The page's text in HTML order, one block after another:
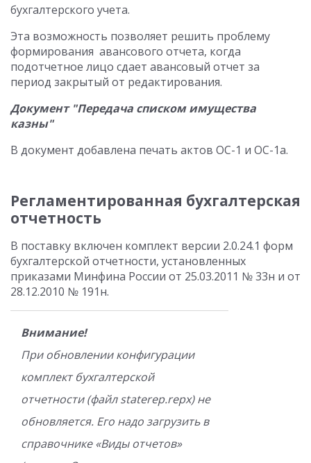
бухгалтерского учета.
Эта возможность позволяет решить проблему
формирования авансового отчета, когда
подотчетное лицо сдает авансовый отчет за
период закрытый от редактирования.
Документ "Передача списком имущества
казны"
В документ добавлена печать актов ОС-1 и ОС-1а.
Регламентированная бухгалтерская
отчетность
В поставку включен комплект версии 2.0.24.1 форм
бухгалтерской отчетности, установленных
приказами Минфина России от 25.03.2011 № 33н и от
28.12.2010 № 191н.
Внимание!
При обновлении конфигурации
комплект бухгалтерской
отчетности (файл staterep.repx) не
обновляется. Его надо загрузить в
справочнике «Виды отчетов»